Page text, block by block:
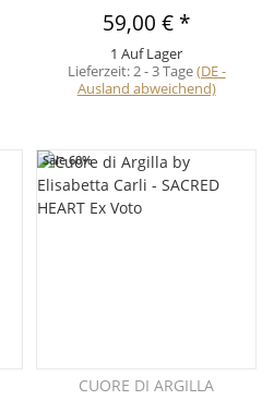
59,00 € *
1 Auf Lager
Lieferzeit:2 - 3 Tage(DE -
Ausland abweichend)
Sale 60%
CUORE DI ARGILLA